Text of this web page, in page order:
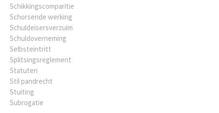
Schikkingscomparitie
Schorsende werking
Schuldeisersverzuim
Schuldoverneming
Selbsteintritt
Splitsingsreglement
Statuten
Stil pandrecht
Stuiting
Subrogatie